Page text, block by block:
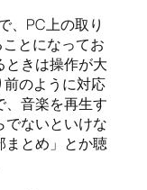
、PC上の取り
とになってお
ときは操作が大
のように対応
、音楽を再生す
でないといけな
まとめ」とか聴